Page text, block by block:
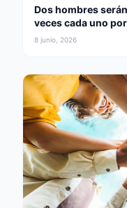
Dos hombres
veces cada uno
8 junio, 2026